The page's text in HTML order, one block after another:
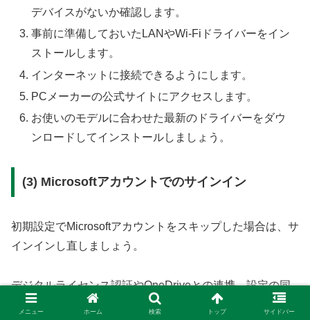
デバイスがないか確認します。
事前に準備しておいたLANやWi-Fiドライバーをイン
ストールします。
インターネットに接続できるようにします。
PCメーカーの公式サイトにアクセスします。
お使いのモデルに合わせた最新のドライバーをダウ
ンロードしてインストールしましょう。
(3) Microsoftアカウントでのサインイン
初期設定でMicrosoftアカウントをスキップした場合は、サ
インインし直しましょう。
デジタルライセンス認証やOneDriveとの連携、設定の同
期などに必要です。
メニュー ホーム 検索 トップ サイドバー